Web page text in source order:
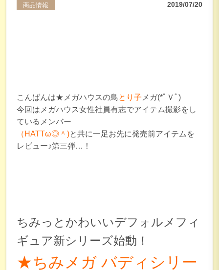
商品情報 2019/07/20
こんばんは★メガハウスの鳥とり子メガ(*ﾟＶﾟ)
今回はメガハウス女性社員有志でアイテム撮影をし
ているメンバー
（HATTω◎＾)と共に一足お先に発売前アイテムを
レビュー♪第三弾…！
ちみっとかわいいデフォルメフィ
ギュア新シリーズ始動！
★ちみメガ バディシリー